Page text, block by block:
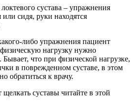
сустава – упражнения
сидя, руки находятся
либо упражнения пациент
нагрузку нужно
что при физической нагрузке,
в поврежденном суставе, в этом
обратиться к врачу.
суставы читайте в этой